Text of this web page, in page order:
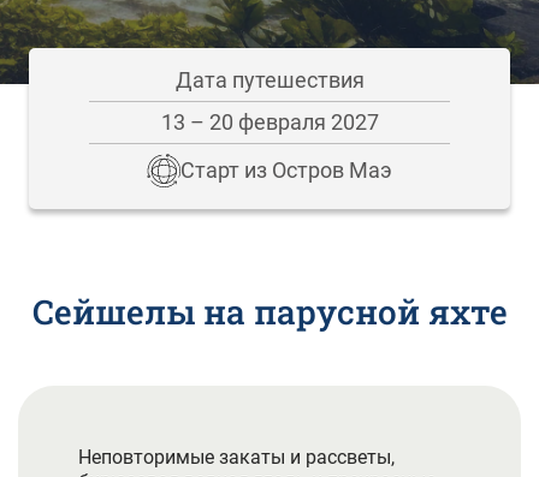
Дата путешествия
13 – 20 февраля 2027
Старт из Остров Маэ
Сейшелы на парусной яхте
Неповторимые закаты и рассветы,